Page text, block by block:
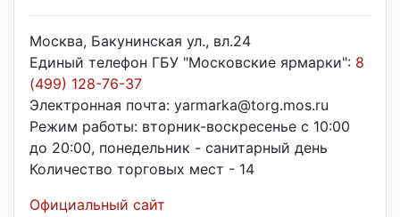
Москва, Бакунинская ул., вл.24
Единый телефон ГБУ "Московские ярмарки": 8
(499) 128-76-37
Электронная почта: yarmarka@torg.mos.ru
Режим работы: вторник-воскресенье с 10:00
до 20:00, понедельник - санитарный день
Количество торговых мест - 14
Официальный сайт